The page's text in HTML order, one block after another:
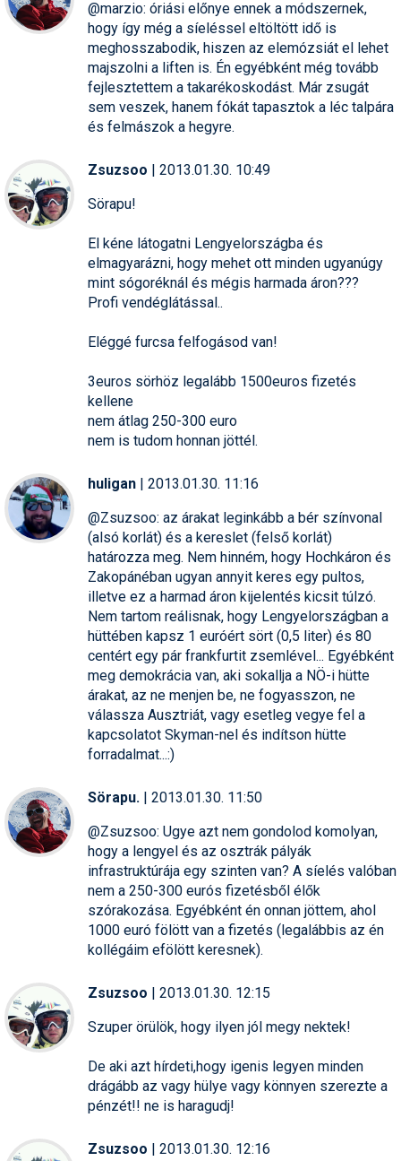
@marzio: óriási előnye ennek a módszernek,
hogy így még a síeléssel eltöltött idő is
meghosszabodik, hiszen az elemózsiát el lehet
majszolni a liften is. Én egyébként még tovább
fejlesztettem a takarékoskodást. Már zsugát
sem veszek, hanem fókát tapasztok a léc talpára
és felmászok a hegyre.
Zsuzsoo | 2013.01.30. 10:49
Sörapu!
El kéne látogatni Lengyelországba és
elmagyarázni, hogy mehet ott minden ugyanúgy
mint sógoréknál és mégis harmada áron???
Profi vendéglátással..
Eléggé furcsa felfogásod van!
3euros sörhöz legalább 1500euros fizetés
kellene
nem átlag 250-300 euro
nem is tudom honnan jöttél.
huligan | 2013.01.30. 11:16
@Zsuzsoo: az árakat leginkább a bér színvonal
(alsó korlát) és a kereslet (felső korlát)
határozza meg. Nem hinném, hogy Hochkáron és
Zakopánéban ugyan annyit keres egy pultos,
illetve ez a harmad áron kijelentés kicsit túlzó.
Nem tartom reálisnak, hogy Lengyelországban a
hüttében kapsz 1 euróért sört (0,5 liter) és 80
centért egy pár frankfurtit zsemlével... Egyébként
meg demokrácia van, aki sokallja a NÖ-i hütte
árakat, az ne menjen be, ne fogyasszon, ne
válassza Ausztriát, vagy esetleg vegye fel a
kapcsolatot Skyman-nel és indítson hütte
forradalmat...:)
Sörapu. | 2013.01.30. 11:50
@Zsuzsoo: Ugye azt nem gondolod komolyan,
hogy a lengyel és az osztrák pályák
infrastruktúrája egy szinten van? A síelés valóban
nem a 250-300 eurós fizetésből élők
szórakozása. Egyébként én onnan jöttem, ahol
1000 euró fölött van a fizetés (legalábbis az én
kollégáim efölött keresnek).
Zsuzsoo | 2013.01.30. 12:15
Szuper örülök, hogy ilyen jól megy nektek!
De aki azt hírdeti,hogy igenis legyen minden
drágább az vagy hülye vagy könnyen szerezte a
pénzét!! ne is haragudj!
Zsuzsoo | 2013.01.30. 12:16